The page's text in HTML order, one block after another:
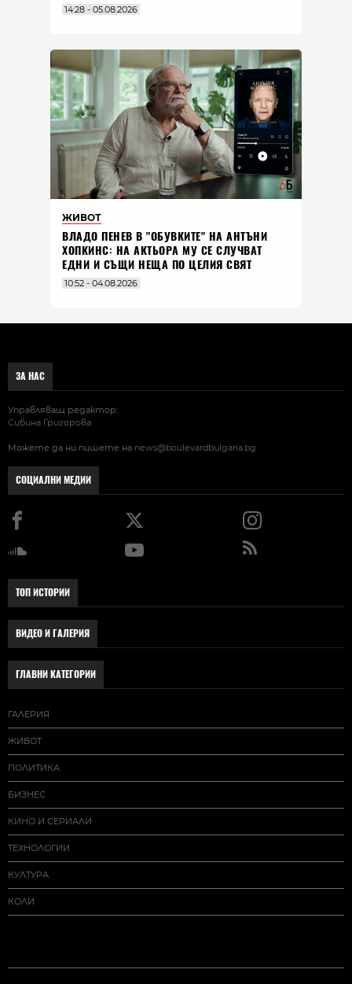
14:28 - 05.08.2026
ЖИВОТ
ВЛАДO ПЕНЕВ В "ОБУВКИТЕ" НА АНТЪНИ
ХОПКИНС: НА АКТЬОРА МУ СЕ СЛУЧВАТ
ЕДНИ И СЪЩИ НЕЩА ПО ЦЕЛИЯ СВЯТ
10:52 - 04.08.2026
ЗА НАС
Управляващ редактор:
Сибина Григорова
Можете да ни пишете на news@boulevardbulgaria.bg
СОЦИАЛНИ МЕДИИ
ТОП ИСТОРИИ
ВИДЕО И ГАЛЕРИЯ
ГЛАВНИ КАТЕГОРИИ
ГАЛЕРИЯ
ЖИВОТ
ПОЛИТИКА
БИЗНЕС
КИНО И СЕРИАЛИ
ТЕХНОЛОГИИ
КУЛТУРА
КОЛИ